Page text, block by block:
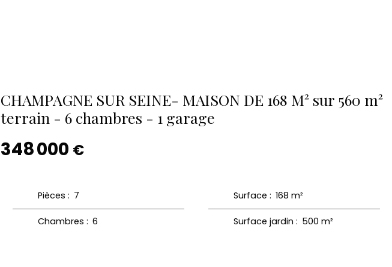
CHAMPAGNE SUR SEINE- MAISON DE 168 M² sur 560 m²
terrain - 6 chambres - 1 garage
348 000 €
Pièces : 7 Surface : 168 m²
Chambres : 6 Surface jardin : 500 m²